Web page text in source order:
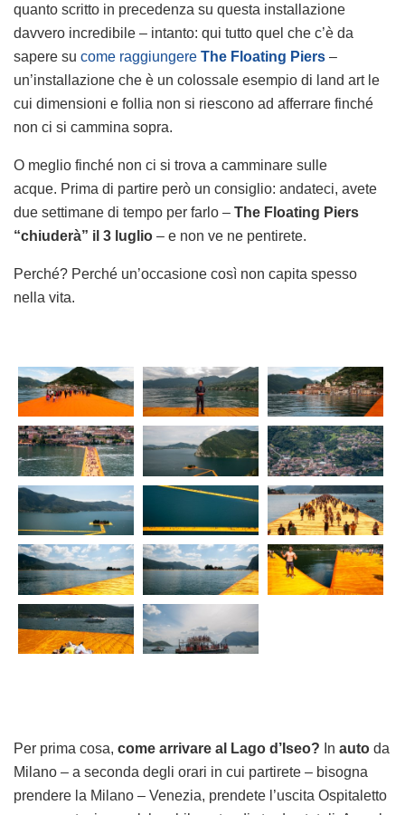
quanto scritto in precedenza su questa installazione
davvero incredibile – intanto: qui tutto quel che c’è da
sapere su come raggiungere The Floating Piers –
un’installazione che è un colossale esempio di land art le
cui dimensioni e follia non si riescono ad afferrare finché
non ci si cammina sopra.
O meglio finché non ci si trova a camminare sulle
acque. Prima di partire però un consiglio: andateci, avete
due settimane di tempo per farlo – The Floating Piers
“chiuderà” il 3 luglio – e non ve ne pentirete.
Perché? Perché un’occasione così non capita spesso
nella vita.
Per prima cosa, come arrivare al Lago d’Iseo? In auto da
Milano – a seconda degli orari in cui partirete – bisogna
prendere la Milano – Venezia, prendete l’uscita Ospitaletto